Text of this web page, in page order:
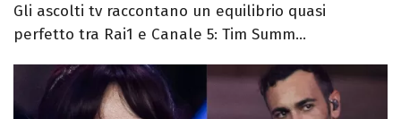
Gli ascolti tv raccontano un equilibrio quasi
perfetto tra Rai1 e Canale 5: Tim Summ...